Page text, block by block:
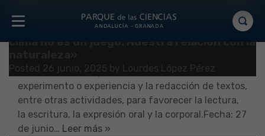
Mes: junio 2025
Taller de animación a la lectoescritura: «El
clima no es un juego. Nuestra relación con la
Posted 26 junio, 2025 by Lourdes López Pérez
Actividad dirigida a público infantil que tiene como
objetivo acercar a los más pequeños el
través de un coloquio, la realización de un
experimento o experiencia y la redacción de textos,
entre otras actividades, para favorecer la lectura,
la escritura, la expresión oral y la corporal.Fecha: 27
de junio… Leer más »